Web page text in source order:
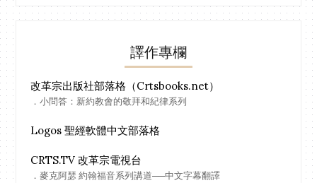
譯作專欄
改革宗出版社部落格（Crtsbooks.net）
．小問答：新約教會的敬拜和紀律系列
Logos 聖經軟體中文部落格
CRTS.TV 改革宗電視台
．麥克阿瑟 約翰福音系列講道──中文字幕翻譯